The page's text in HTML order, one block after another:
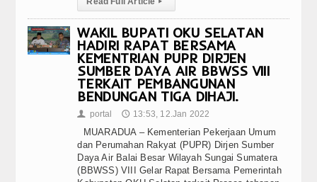
WAKIL BUPATI OKU SELATAN
HADIRI RAPAT BERSAMA
KEMENTRIAN PUPR DIRJEN
SUMBER DAYA AIR BBWSS VIII
TERKAIT PEMBANGUNAN
BENDUNGAN TIGA DIHAJI.
👤 portal 🕔 13:53, 12.Jan 2022
MUARADUA – Kementerian Pekerjaan Umum
dan Perumahan Rakyat (PUPR) Dirjen Sumber
Daya Air Balai Besar Wilayah Sungai Sumatera
(BBWSS) VIII Gelar Rapat Bersama Pemerintah